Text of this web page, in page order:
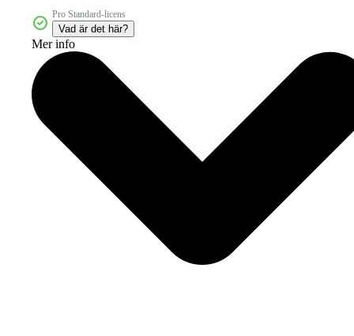
Pro Standard-licens
Vad är det här?
Mer info